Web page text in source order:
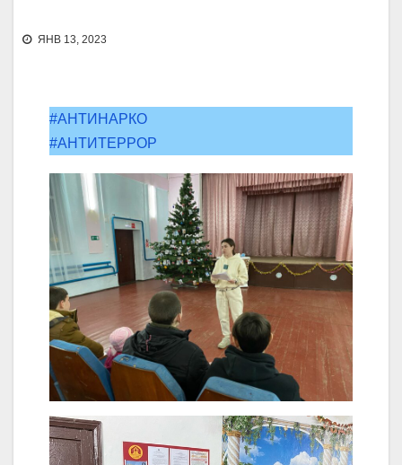
ЯНВ 13, 2023
#АНТИНАРКО
#АНТИТЕРРОР